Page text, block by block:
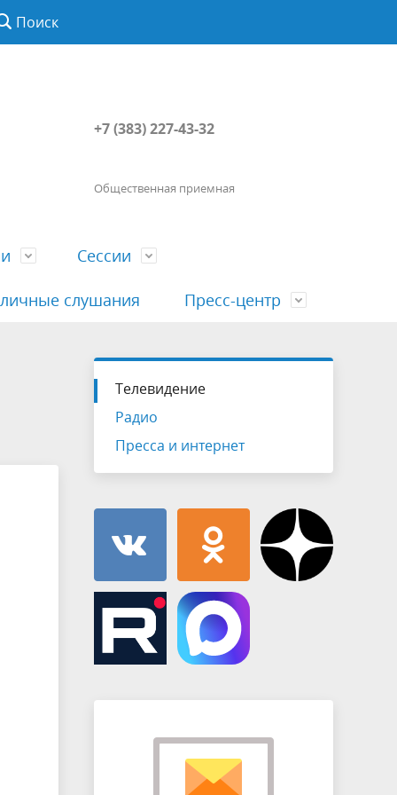
Поиск
+7 (383) 227-43-32
Общественная приемная
История
Муниципальная служба
Объявления
Сессии
Порядок посещения сессии
гражданами
Сведения о доходах, расходах, об
имуществе, обязательствах
имущественного характера
Информационные материалы
слушания Пресс-центр
Наша "Прямая линия"
Телевидение
Радио
Пресса и интернет